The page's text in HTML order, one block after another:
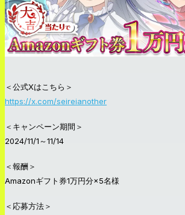
＜公式Xはこちら＞
https://x.com/seireianother
＜キャンペーン期間＞
2024/11/1～11/14
＜報酬＞
Amazonギフト券1万円分×5名様
＜応募方法＞